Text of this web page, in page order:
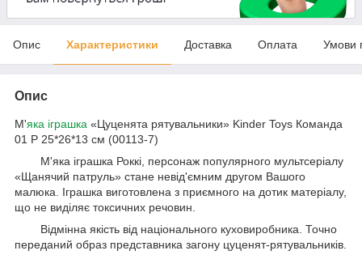
Опис Характеристики Доставка Оплата Умови
Опис
М'яка іграшка «Цуценята рятувальники» Kinder Toys Команда
01 Р 25*26*13 см (00113-7)
М'яка іграшка Роккі, персонаж популярного мультсеріалу
«Щанячий патруль» стане невід'ємним другом Вашого
малюка. Іграшка виготовлена з приємного на дотик матеріалу,
що не виділяє токсичних речовин.
Відмінна якість від національного куховиробника. Точно
переданий образ представника загону цуценят-рятувальників.